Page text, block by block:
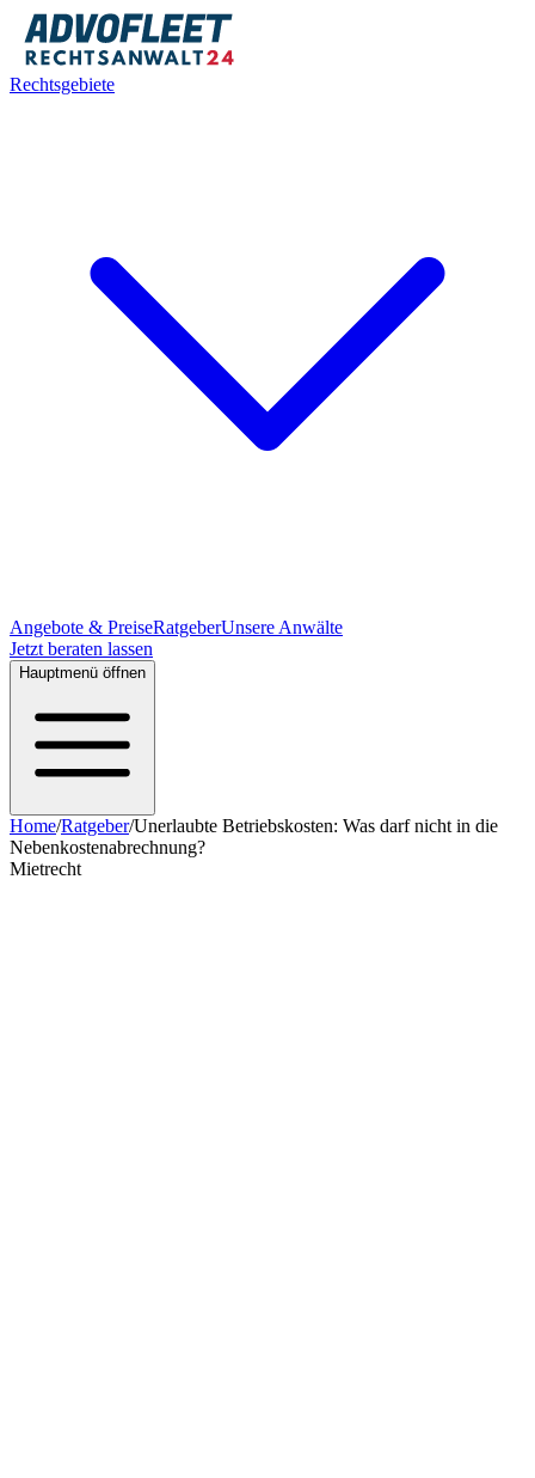
Rechtsgebiete
Angebote & PreiseRatgeberUnsere Anwälte
Jetzt beraten lassen
Hauptmenü öffnen
Home/Ratgeber/Unerlaubte Betriebskosten: Was darf nicht in die
Nebenkostenabrechnung?
Mietrecht